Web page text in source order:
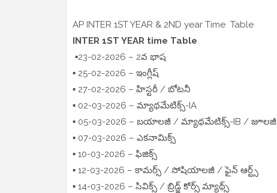
AP INTER 1ST YEAR & 2ND year Time Table
INTER 1ST YEAR time Table
▪️23-02-2026 – 2వ భాష
▪️ 25-02-2026 – ఇంగ్లీష్
▪️ 27-02-2026 – హిస్టరీ / బోటనీ
▪️ 02-03-2026 – మ్యాథమేటిక్స్-IA
▪️ 05-03-2026 – బయాలజీ / మ్యాథమేటిక్స్-IB / జూలజీ
▪️ 07-03-2026 – ఎకనామిక్స్
▪️ 10-03-2026 – ఫిజిక్స్
▪️ 12-03-2026 – కామర్స్ / సోషియాలజీ / ఫైన్ ఆర్ట్స్
▪️ 14-03-2026 – సివిక్స్ / బ్రిడ్జ్ కోర్స్ మ్యాథ్స్